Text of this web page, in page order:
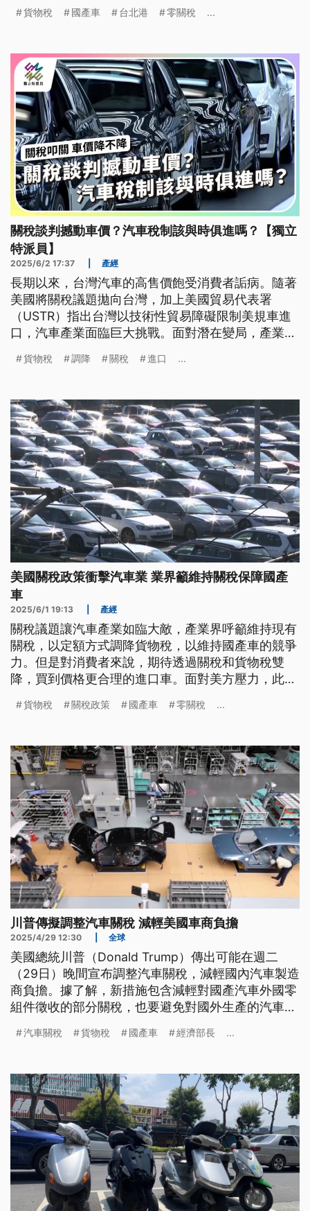
貨物稅 國產車 台北港 零關稅 ...
關稅談判撼動車價？汽車稅制該與時俱進嗎？【獨立
特派員】
2025/6/2 17:37 產經
長期以來，台灣汽車的高售價飽受消費者詬病。隨著
美國將關稅議題拋向台灣，加上美國貿易代表署
（USTR）指出台灣以技術性貿易障礙限制美規車進
口，汽車產業面臨巨大挑戰。面對潛在變局，產業
的撼動台灣居高不下的車價嗎？
貨物稅 調降 關稅 進口 ...
美國關稅政策衝擊汽車業 業界籲維持關稅保障國產
車
2025/6/1 19:13 產經
關稅議題讓汽車產業如臨大敵，產業界呼籲維持現有
關稅，以定額方式調降貨物稅，以維持國產車的競爭
力。但是對消費者來說，期待透過關稅和貨物稅雙
降，買到價格更合理的進口車。面對美方壓力，此時
需要關稅保護，這個長久以來一直存在爭論的議題。
貨物稅 關稅政策 國產車 零關稅 ...
川普傳擬調整汽車關稅 減輕美國車商負擔
2025/4/29 12:30 全球
美國總統川普（Donald Trump）傳出可能在週二
（29日）晚間宣布調整汽車關稅，減輕國內汽車製造
商負擔。據了解，新措施包含減輕對國產汽車外國零
組件徵收的部分關稅，也要避免對國外生產的汽車徵
政府希望和美方談判，能將關稅降到最低，不能比競
建議採定額降稅策略。
汽車關稅 貨物稅 國產車 經濟部長 ...